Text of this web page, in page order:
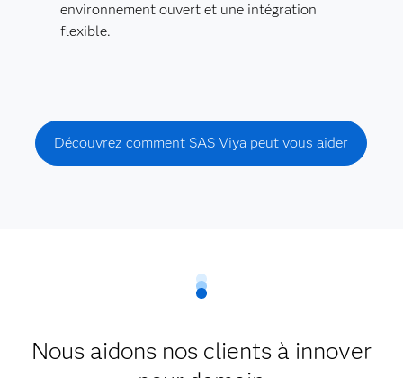
environnement ouvert et une intégration
flexible.
Découvrez comment SAS Viya peut vous aider
Nous aidons nos clients à innover